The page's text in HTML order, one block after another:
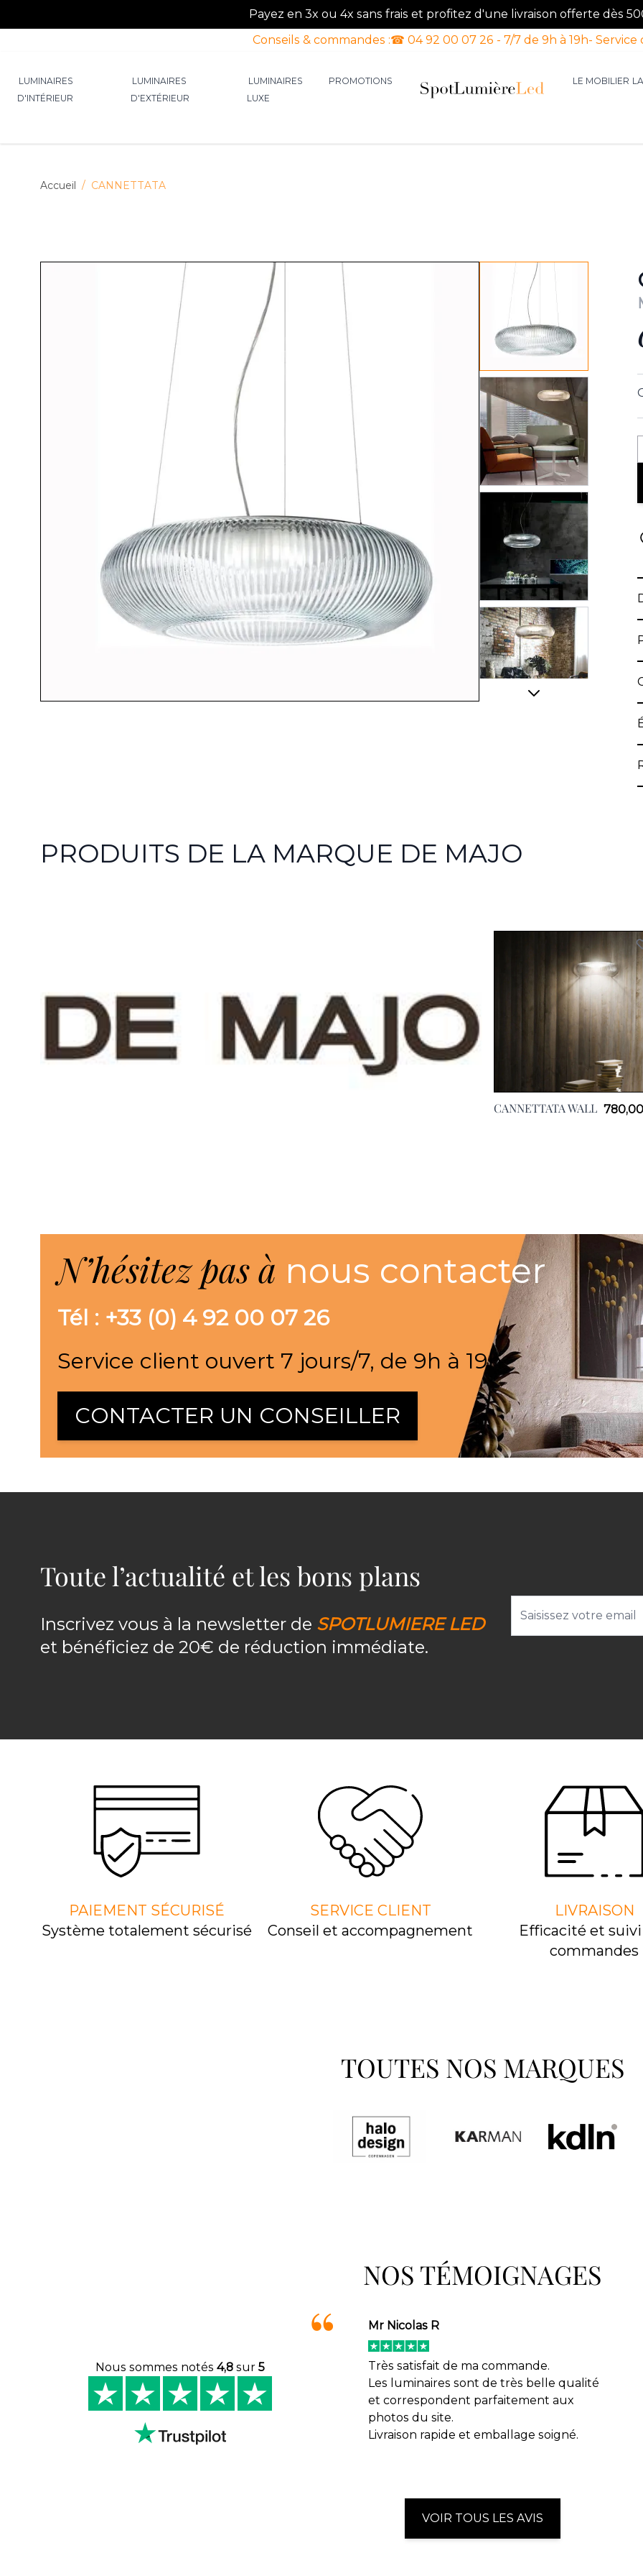
Payez en 3x ou 4x sans frais et profitez d'une livraison offerte dès
Conseils & commandes :☎ 04 92 00 07 26 - 7/7 de 9h à 19h-
LUMINAIRES
D'INTÉRIEUR
LUMINAIRES
D'EXTÉRIEUR
LUMINAIRES
LUXE
PROMOTIONS LE MOBILIER
Accueil / CANNETTATA
View larger image
View larger image
View larger image
View larger image
View larger image
PRODUITS DE LA MARQUE DE MAJO
CANNETTATA WALL
N’hésitez pas à nous contacter
Tél : +33 (0) 4 92 00 07 26
Service client ouvert 7 jours/7, de 9h à 19h
CONTACTER UN CONSEILLER
Toute l’actualité et les bons plans
Inscrivez vous à la newsletter de SPOTLUMIERE LED
et bénéficiez de 20€ de réduction immédiate.
PAIEMENT SÉCURISÉ
Système totalement sécurisé
SERVICE CLIENT
Conseil et accompagnement
LIVRAISON
Efﬁcacité et
commandes
TOUTES NOS MARQUES
NOS TÉMOIGNAGES
Nous sommes notés 4,8sur 5
Mr Nicolas R
Très satisfait de ma commande.
Les luminaires sont de très belle qualité
et correspondent parfaitement aux
photos du site.
Livraison rapide et emballage soigné.
VOIR TOUS LES AVIS